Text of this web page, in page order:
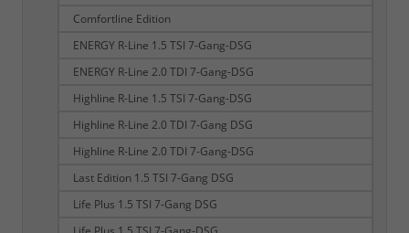
Comfortline Edition
ENERGY R-Line 1.5 TSI 7-Gang-DSG
ENERGY R-Line 2.0 TDI 7-Gang-DSG
Highline R-Line 1.5 TSI 7-Gang-DSG
Highline R-Line 2.0 TDI 7-Gang DSG
Highline R-Line 2.0 TDI 7-Gang-DSG
Last Edition 1.5 TSI 7-Gang DSG
Life Plus 1.5 TSI 7-Gang DSG